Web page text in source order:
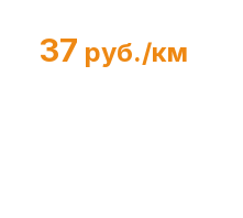
37 руб./км